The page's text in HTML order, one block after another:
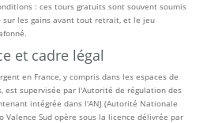
: ces tours gratuits sont souvent soumis
sur les gains avant tout retrait, et le jeu
et cadre légal
en France, y compris dans les espaces de
est supervisée par l'Autorité de régulation des
intégrée dans l'ANJ (Autorité Nationale
Valence Sud opère sous la licence délivrée par